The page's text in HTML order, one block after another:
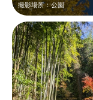
撮影場所：公園